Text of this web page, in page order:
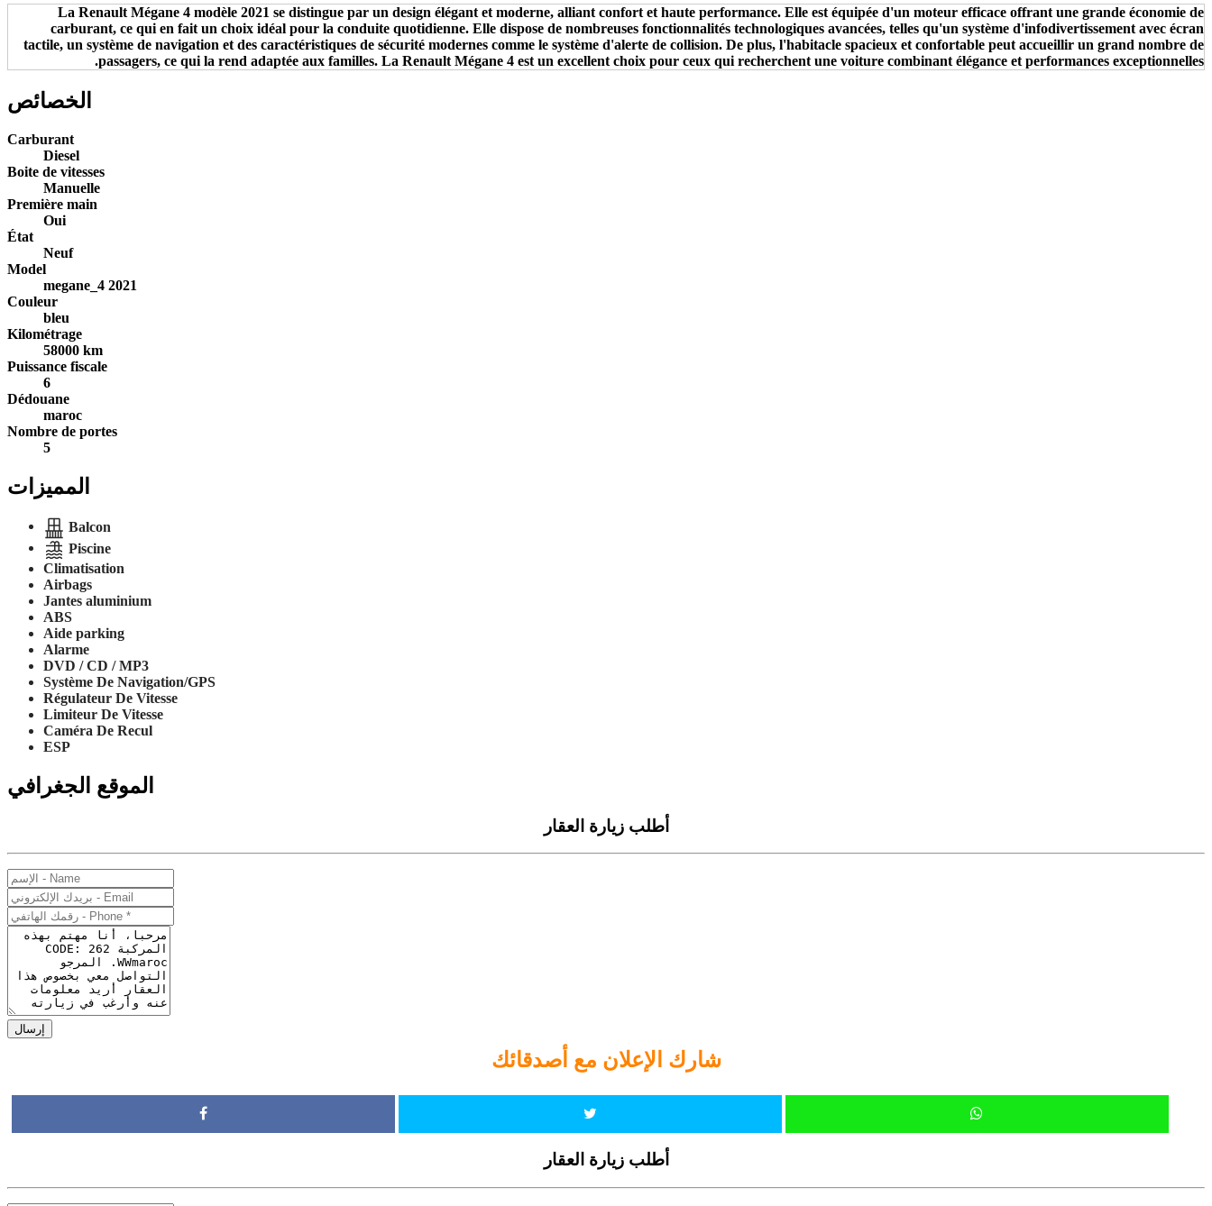
La Renault Mégane 4 modèle 2021 se distingue par un design élégant et moderne, alliant confort et haute performance. Elle est équipée d'un moteur efficace offrant une grande économie de
carburant, ce qui en fait un choix idéal pour la conduite quotidienne. Elle dispose de nombreuses fonctionnalités technologiques avancées, telles qu'un système d'infodivertissement avec écran
tactile, un système de navigation et des caractéristiques de sécurité modernes comme le système d'alerte de collision. De plus, l'habitacle spacieux et confortable peut accueillir un grand nombre de
passagers, ce qui la rend adaptée aux familles. La Renault Mégane 4 est un excellent choix pour ceux qui recherchent une voiture combinant élégance et performances exceptionnelles.
الخصائص
Carburant
Diesel
Boite de vitesses
Manuelle
Première main
Oui
État
Neuf
Model
megane_4 2021
Couleur
bleu
Kilométrage
58000 km
Puissance fiscale
6
Dédouane
maroc
Nombre de portes
5
المميزات
Balcon
Piscine
Climatisation
Airbags
Jantes aluminium
ABS
Aide parking
Alarme
DVD / CD / MP3
Système De Navigation/GPS
Régulateur De Vitesse
Limiteur De Vitesse
Caméra De Recul
ESP
الموقع الجغرافي
أطلب زيارة العقار
إرسال
شارك الإعلان مع أصدقائك
أطلب زيارة العقار